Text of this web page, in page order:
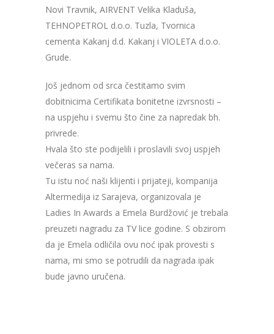
Novi Travnik, AIRVENT Velika Kladuša,
TEHNOPETROL d.o.o. Tuzla, Tvornica
cementa Kakanj d.d. Kakanj i VIOLETA d.o.o.
Grude.
Još jednom od srca čestitamo svim
dobitnicima Certifikata bonitetne izvrsnosti –
na uspjehu i svemu što čine za napredak bh.
privrede.
Hvala što ste podijelili i proslavili svoj uspjeh
večeras sa nama.
Tu istu noć naši klijenti i prijateji, kompanija
Altermedija iz Sarajeva, organizovala je
Ladies In Awards a Emela Burdžović je trebala
preuzeti nagradu za TV lice godine. S obzirom
da je Emela odličila ovu noć ipak provesti s
nama, mi smo se potrudili da nagrada ipak
bude javno uručena.